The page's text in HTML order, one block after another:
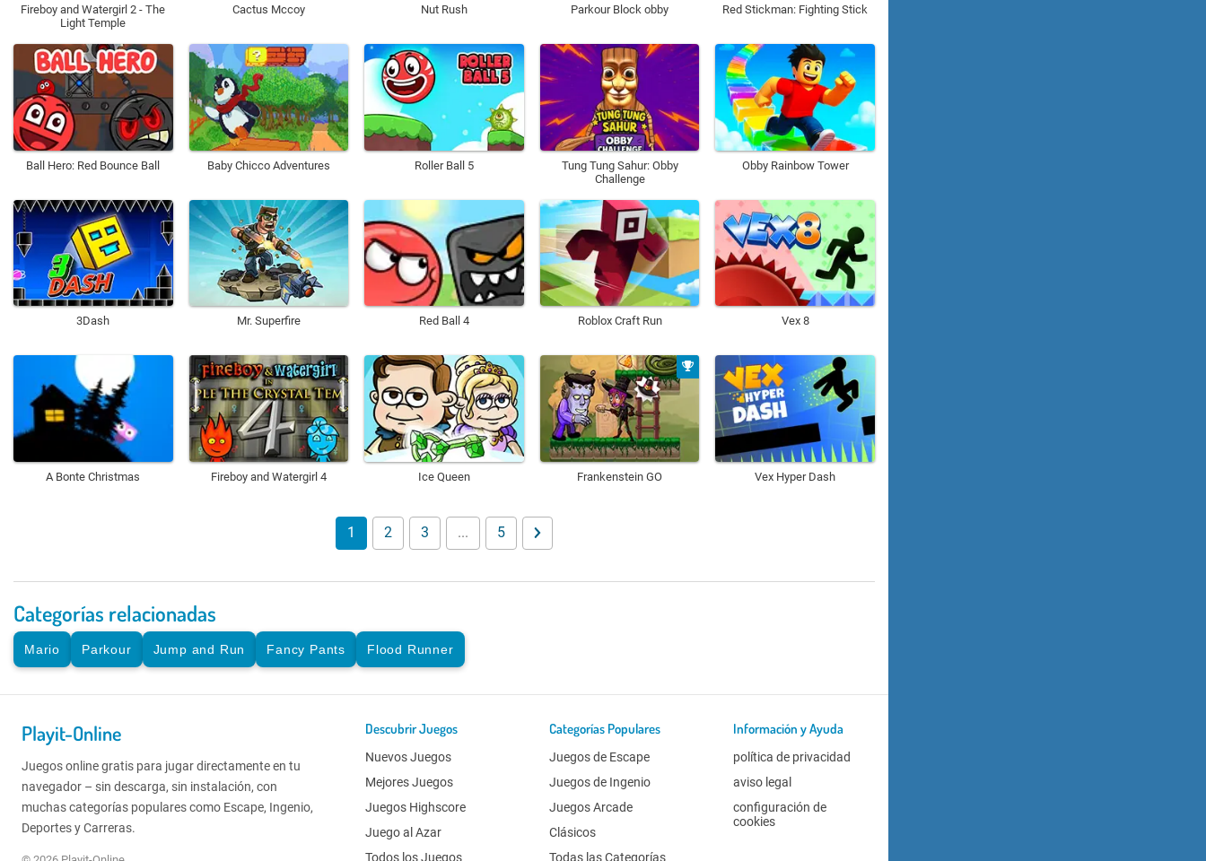
Fireboy and Watergirl 2 - The
Light Temple
Cactus Mccoy Nut Rush Parkour Block obby Red Stickman: Fighting Stick
Ball Hero: Red Bounce Ball Baby Chicco Adventures Roller Ball 5
Tung Tung Sahur: Obby
Challenge
Obby Rainbow Tower
3Dash Mr. Superfire Red Ball 4 Roblox Craft Run Vex 8
A Bonte Christmas Fireboy and Watergirl 4 Ice Queen Frankenstein GO Vex Hyper Dash
1 2 3 ... 5
Categorías relacionadas
Mario Parkour Jump and Run Fancy Pants Flood Runner
Playit-Online
Juegos online gratis para jugar directamente en tu
navegador – sin descarga, sin instalación, con
muchas categorías populares como Escape, Ingenio,
Deportes y Carreras.
Descubrir Juegos
Nuevos Juegos
Mejores Juegos
Juegos Highscore
Juego al Azar
Todos los Juegos
Categorías Populares
Juegos de Escape
Juegos de Ingenio
Juegos Arcade
Clásicos
Todas las Categorías
Información y Ayuda
política de privacidad
aviso legal
configuración de
cookies